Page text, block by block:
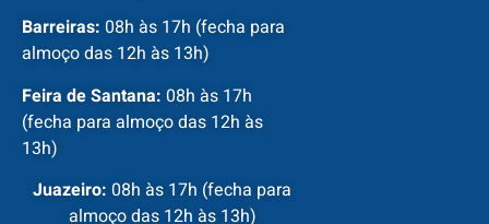
Barreiras: 08h às 17h (fecha para
almoço das 12h às 13h)
Feira de Santana: 08h às 17h
(fecha para almoço das 12h às
13h)
Juazeiro: 08h às 17h (fecha para
almoço das 12h às 13h)